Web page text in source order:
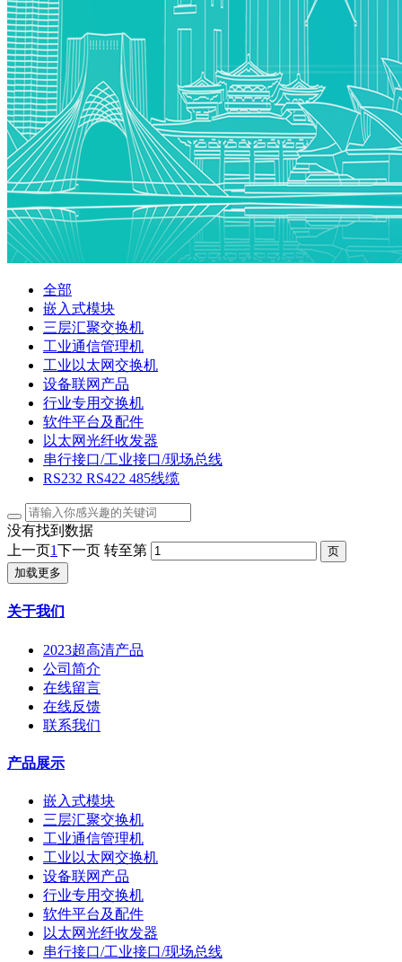
全部
嵌入式模块
三层汇聚交换机
工业通信管理机
工业以太网交换机
设备联网产品
行业专用交换机
软件平台及配件
以太网光纤收发器
串行接口/工业接口/现场总线
RS232 RS422 485线缆
没有找到数据
上一页1下一页 转至第
加载更多
关于我们
2023超高清产品
公司简介
在线留言
在线反馈
联系我们
产品展示
嵌入式模块
三层汇聚交换机
工业通信管理机
工业以太网交换机
设备联网产品
行业专用交换机
软件平台及配件
以太网光纤收发器
串行接口/工业接口/现场总线